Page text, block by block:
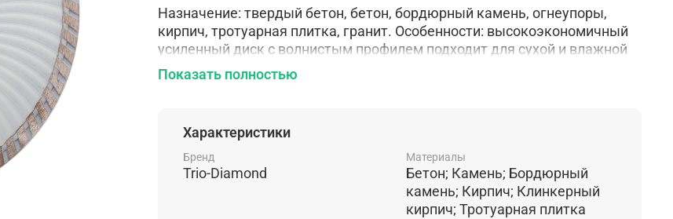
Назначение: твердый бетон, бетон, бордюрный камень, огнеупоры,
кирпич, тротуарная плитка, гранит. Особенности: высокоэкономичный
усиленный диск с волнистым профилем подходит для сухой и влажной
резки. Волнообразная форма способствует предупреждению перегрева,
Показать полностью
Характеристики
Бренд
Trio-Diamond
Материалы
Бетон; Камень; Бордюрный
камень; Кирпич; Клинкерный
кирпич; Тротуарная плитка